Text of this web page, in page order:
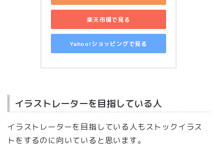
楽天市場で見る
Yahoo!ショッピングで見る
イラストレーターを目指している人
イラストレーターを目指している人もストックイラス
トをするのに向いていると思います。